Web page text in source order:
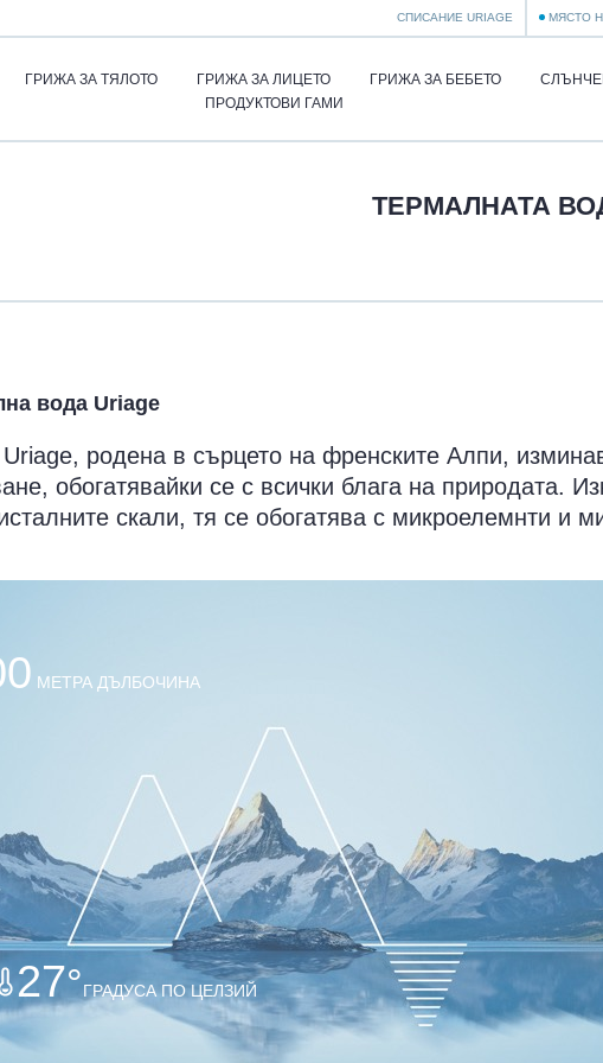
СПИСАНИЕ URIAGE МЯСТО
ГРИЖА ЗА ТЯЛОТО ГРИЖА ЗА ЛИЦЕТО ГРИЖА ЗА БЕБЕТО
ПРОДУКТОВИ ГАМИ
ТЕРМАЛНАТА
вода Uriage
родена в сърцето на френските Алпи,
обогатявайки се с всички блага на природата.
скали, тя се обогатява с микроелемнти и
МЕТРА ДЪЛБОЧИНА
27°ГРАДУСА ПО ЦЕЛЗИЙ